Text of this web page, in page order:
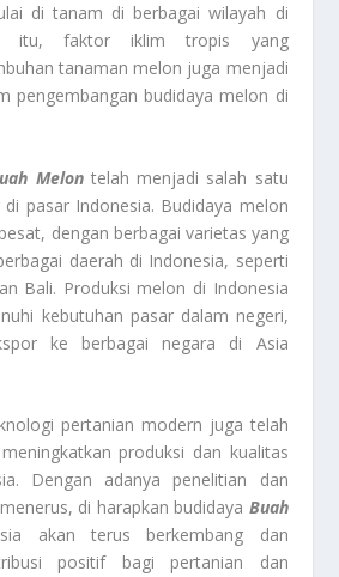
di tanam di berbagai wilayah di
itu, faktor iklim tropis yang
tanaman melon juga menjadi
pengembangan budidaya melon di
Melon telah menjadi salah satu
pasar Indonesia. Budidaya melon
dengan berbagai varietas yang
daerah di Indonesia, seperti
Bali. Produksi melon di Indonesia
kebutuhan pasar dalam negeri,
ke berbagai negara di Asia
pertanian modern juga telah
produksi dan kualitas
Dengan adanya penelitian dan
di harapkan budidaya Buah
akan terus berkembang dan
positif bagi pertanian dan